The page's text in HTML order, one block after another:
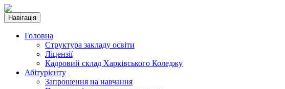
Навігація
Головна
Структура закладу освіти
Ліцензії
Кадровий склад Харківського Коледжу
Абітурієнту
Запрошення на навчання